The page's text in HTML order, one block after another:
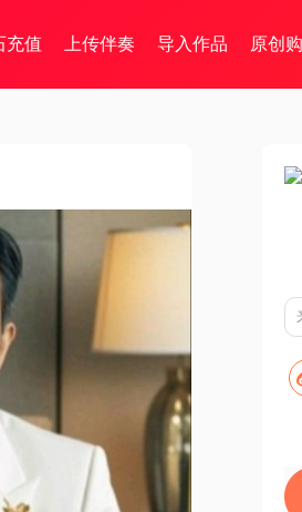
充值 上传伴奏 导入作品 原创